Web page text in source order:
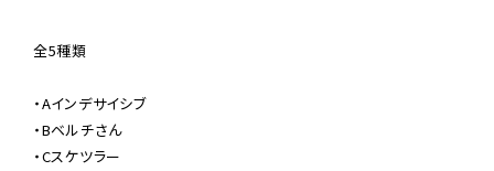
全5種類
・Aインデサイシブ
・Bベルチさん
・Cスケツラー